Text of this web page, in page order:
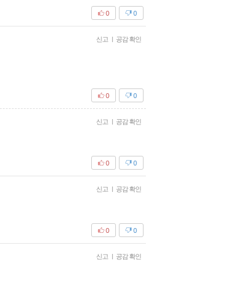
0
0
신고 | 공감 확인
0
0
신고 | 공감 확인
0
0
신고 | 공감 확인
0
0
신고 | 공감 확인